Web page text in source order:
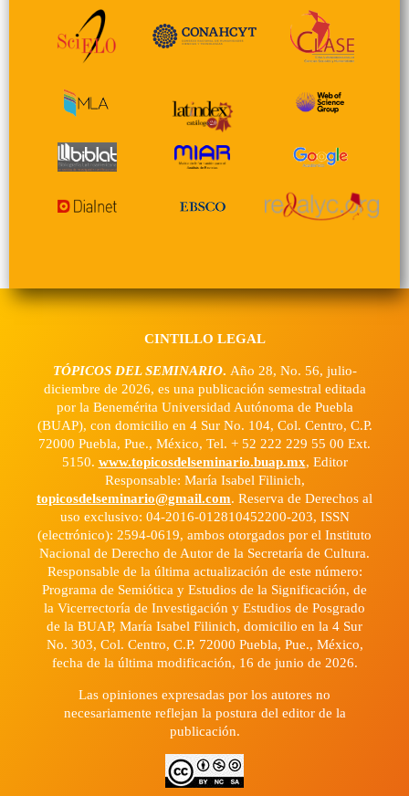
CINTILLO LEGAL
TÓPICOS DEL SEMINARIO. Año 28, No. 56, julio-
diciembre de 2026, es una publicación semestral editada
por la Benemérita Universidad Autónoma de Puebla
(BUAP), con domicilio en 4 Sur No. 104, Col. Centro, C.P.
72000 Puebla, Pue., México, Tel. + 52 222 229 55 00 Ext.
5150. www.topicosdelseminario.buap.mx, Editor
Responsable: María Isabel Filinich,
topicosdelseminario@gmail.com. Reserva de Derechos al
uso exclusivo: 04-2016-012810452200-203, ISSN
(electrónico): 2594-0619, ambos otorgados por el Instituto
Nacional de Derecho de Autor de la Secretaría de Cultura.
Responsable de la última actualización de este número:
Programa de Semiótica y Estudios de la Significación, de
la Vicerrectoría de Investigación y Estudios de Posgrado
de la BUAP, María Isabel Filinich, domicilio en la 4 Sur
No. 303, Col. Centro, C.P. 72000 Puebla, Pue., México,
fecha de la última modificación, 16 de junio de 2026.
Las opiniones expresadas por los autores no
necesariamente reflejan la postura del editor de la
publicación.